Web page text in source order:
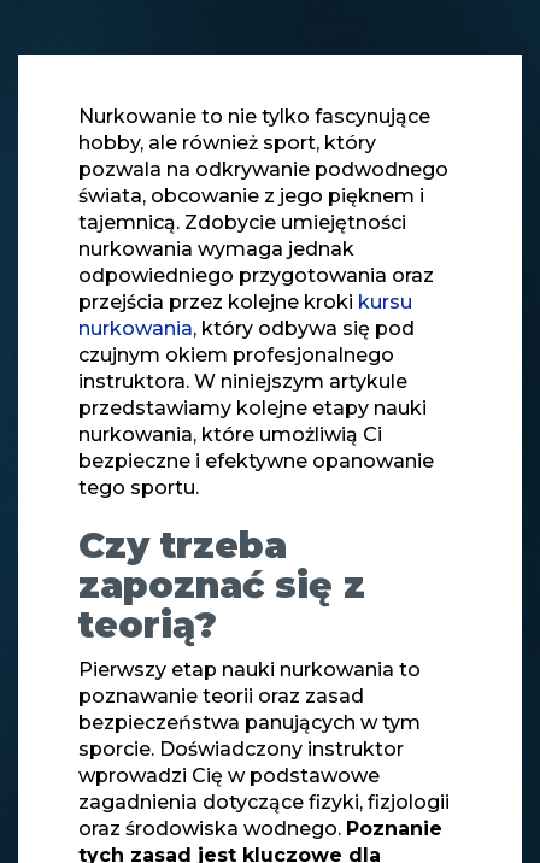
Nurkowanie to nie tylko fascynujące
hobby, ale również sport, który
pozwala na odkrywanie podwodnego
świata, obcowanie z jego pięknem i
tajemnicą. Zdobycie umiejętności
nurkowania wymaga jednak
odpowiedniego przygotowania oraz
przejścia przez kolejne kroki kursu
nurkowania, który odbywa się pod
czujnym okiem profesjonalnego
instruktora. W niniejszym artykule
przedstawiamy kolejne etapy nauki
nurkowania, które umożliwią Ci
bezpieczne i efektywne opanowanie
tego sportu.
Czy trzeba
zapoznać się z
teorią?
Pierwszy etap nauki nurkowania to
poznawanie teorii oraz zasad
bezpieczeństwa panujących w tym
sporcie. Doświadczony instruktor
wprowadzi Cię w podstawowe
zagadnienia dotyczące fizyki, fizjologii
oraz środowiska wodnego. Poznanie
tych zasad jest kluczowe dla